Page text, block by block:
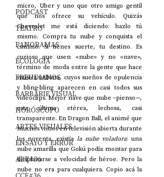
PODCAST
TEATRO
PANORAMAS
ECOLOGÍA
FREUDIANOS
BARBARIE VISUAL
HORÓSCOPO
ARTES VISUALES
ENSAYO Y ERROR
ART#36
micro, Uber y uno que otro amigo gentil
que nos ofrece su vehículo. Quizás
Chevrolet me está diciendo: hazlo tú
mismo. Compra tu nube y conquista el
camino. Si tienes suerte, tu destino. Es
curioso que usen «nube» y no «nave»,
término de moda entre la gente que hace
música urbana, cuyos sueños de opulencia
y bling-bling aparecen en casi todos sus
videoclips. Mejor nave que nube –pienso—,
esta última etérea, lechosa, casi
transparente. En Dragon Ball, el animé que
muchos vimos en televisión abierta durante
los noventa, existía la nube voladora: una
nube amarilla que Gokú podía montar para
desplazarse a velocidad de héroe. Pero la
nube no era para cualquiera. Copio acá la